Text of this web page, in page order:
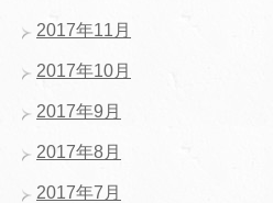
2017年11月
2017年10月
2017年9月
2017年8月
2017年7月